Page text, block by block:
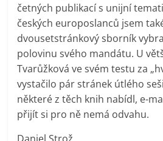
četných publikací s unijní
českých europoslanců jsem
dvousetstránkový sborník
polovinu svého mandátu. U
Tvarůžková ve svém testu za
vystačilo pár stránek útlého
některé z těch knih nabídl, e-
přijít si pro ně nemá odvahu.